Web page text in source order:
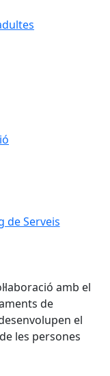
de Serveis
amb el
de
el
les persones